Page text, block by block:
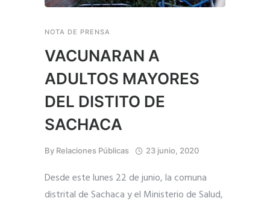
NOTA DE PRENSA
VACUNARAN A
ADULTOS MAYORES
DEL DISTITO DE
SACHACA
By Relaciones Públicas 23 junio, 2020
Desde este lunes 22 de junio, la comuna
distrital de Sachaca y el Ministerio de Salud,